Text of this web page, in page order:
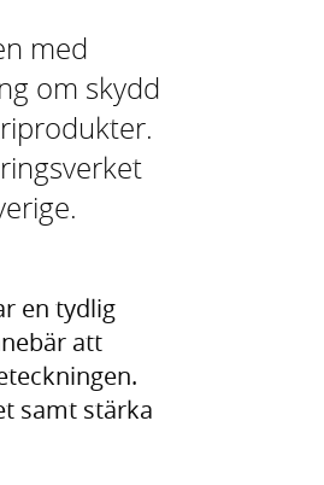
med
om skydd
en tydlig
att
samt stärka